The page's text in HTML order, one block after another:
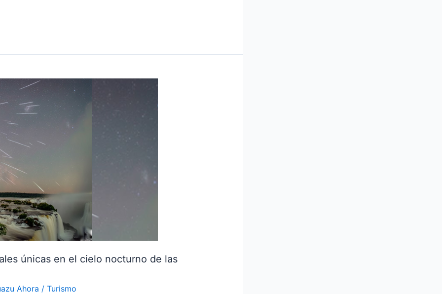
únicas en el cielo nocturno de las
Ahora / Turismo